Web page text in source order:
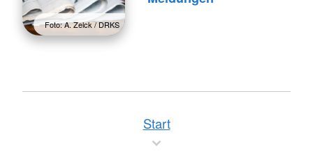
Foto: A. Zelck / DRKS
Start